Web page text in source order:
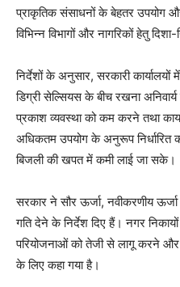
प्राकृतिक संसाधनों के बेहतर उपयोग
विभिन्न विभागों और नागरिकों हेतु
निर्देशों के अनुसार, सरकारी
डिग्री सेल्सियस के बीच रखना
प्रकाश व्यवस्था को कम करने तथा
अधिकतम उपयोग के अनुरूप निर्धारित
बिजली की खपत में कमी लाई जा सके।
सरकार ने सौर ऊर्जा, नवीकरणीय
गति देने के निर्देश दिए हैं। नगर
परियोजनाओं को तेजी से लागू करने और
के लिए कहा गया है।